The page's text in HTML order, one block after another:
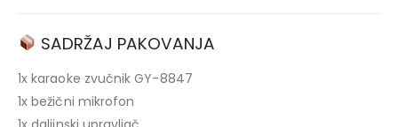
SADRŽAJ PAKOVANJA
1x karaoke zvučnik GY-8847
1x bežični mikrofon